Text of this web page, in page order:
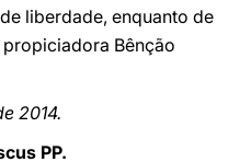
liberdade, enquanto de
Bênção
2014.
PP.